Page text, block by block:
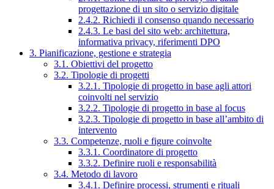
progettazione di un sito o servizio digitale
2.4.2. Richiedi il consenso quando necessario
2.4.3. Le basi del sito web: architettura,
informativa privacy, riferimenti DPO
3. Pianificazione, gestione e strategia
3.1. Obiettivi del progetto
3.2. Tipologie di progetti
3.2.1. Tipologie di progetto in base agli attori
coinvolti nel servizio
3.2.2. Tipologie di progetto in base al focus
3.2.3. Tipologie di progetto in base all’ambito di
intervento
3.3. Competenze, ruoli e figure coinvolte
3.3.1. Coordinatore di progetto
3.3.2. Definire ruoli e responsabilità
3.4. Metodo di lavoro
3.4.1. Definire processi, strumenti e rituali